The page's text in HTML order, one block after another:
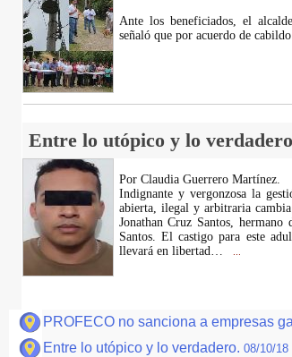
Ante los beneficiados, el
señaló que por acuerdo de
Entre lo utópico y lo
Por Claudia Guerrero Martínez.
Indignante y vergonzosa la
abierta, ilegal y arbitraria
Jonathan Cruz Santos,
Santos. El castigo para este
llevará en libertad…
PROFECO no sanciona a empresas
Entre lo utópico y lo verdadero. 08/10/18